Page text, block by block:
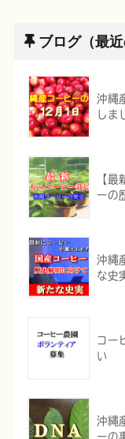
ブログ（最近
沖縄
しま
【
ーの
沖縄
な史
コー
い
沖縄
ーの